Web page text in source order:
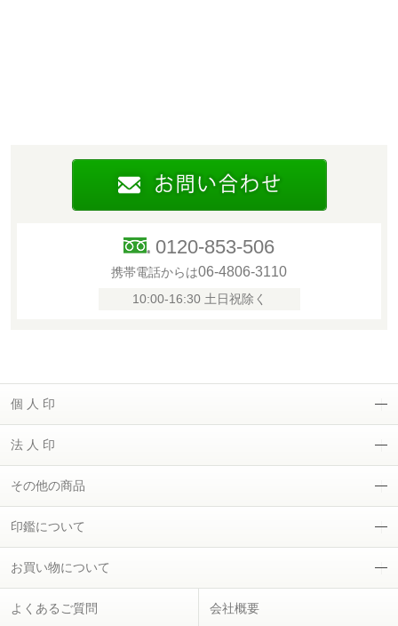
0120-853-506
携帯電話からは06-4806-3110
10:00-16:30 土日祝除く
個 人 印
法 人 印
その他の商品
印鑑について
お買い物について
よくあるご質問 会社概要